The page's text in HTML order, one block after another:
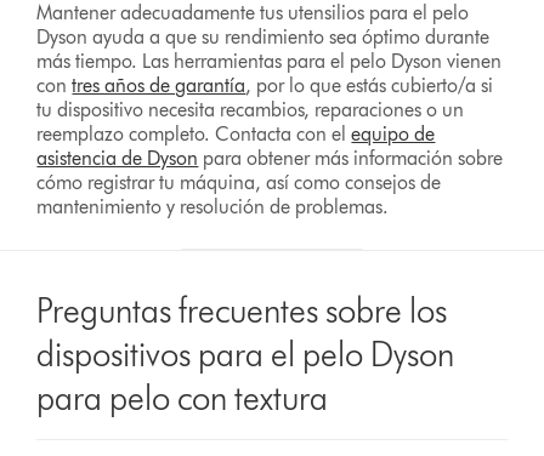
Mantener adecuadamente tus utensilios para el pelo
Dyson ayuda a que su rendimiento sea óptimo durante
más tiempo. Las herramientas para el pelo Dyson vienen
contres años de garantía, por lo que estás cubierto/a si
tu dispositivo necesita recambios, reparaciones o un
reemplazo completo. Contacta con elequipo de
asistencia de Dyson para obtener más información sobre
cómo registrar tu máquina, así como consejos de
mantenimiento y resolución de problemas.
Preguntas frecuentes sobre los
dispositivos para el pelo Dyson
para pelo con textura